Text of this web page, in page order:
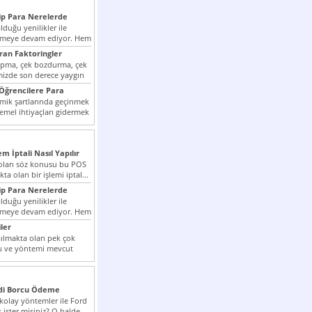
Para Nerelerde
yenilikler ile
devam ediyor. Hem
arttırmak hem...
Faktoringler
çek bozdurma, çek
son derece yaygın
Para
şartlarında geçinmek
ihtiyaçları gidermek
olmak...
İptali Nasıl Yapılır
söz konusu bu POS
olan bir işlemi iptal...
Para Nerelerde
yenilikler ile
devam ediyor. Hem
arttırmak hem...
olan pek çok
ve yöntemi mevcut
bunlar...
Borcu Ödeme
yöntemler ile Ford